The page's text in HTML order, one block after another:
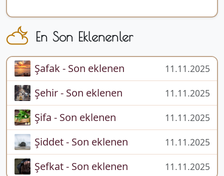
En Son Eklenenler
Şafak - Son eklenen 11.11.2025
Şehir - Son eklenen 11.11.2025
Şifa - Son eklenen 11.11.2025
Şiddet - Son eklenen 11.11.2025
Şefkat - Son eklenen 11.11.2025